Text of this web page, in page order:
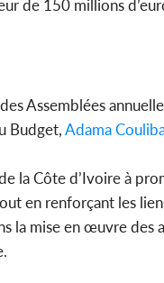
de 150 millions
Assemblées
Budget,Adama
la Côte d’Ivoire à
en renforçant les
la mise en œuvre